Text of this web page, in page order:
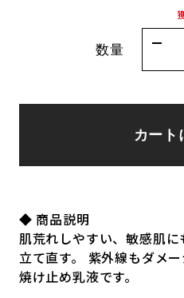
数量
カート
◆ 商品説明
肌荒れしやすい、敏感肌に
立て直す。 紫外線もダメ
焼け止め乳液です。